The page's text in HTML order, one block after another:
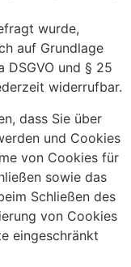
wurde,
auf Grundlage
DSGVO und § 25
widerrufbar.
dass Sie über
und Cookies
von Cookies für
sowie das
Schließen des
von Cookies
eingeschränkt